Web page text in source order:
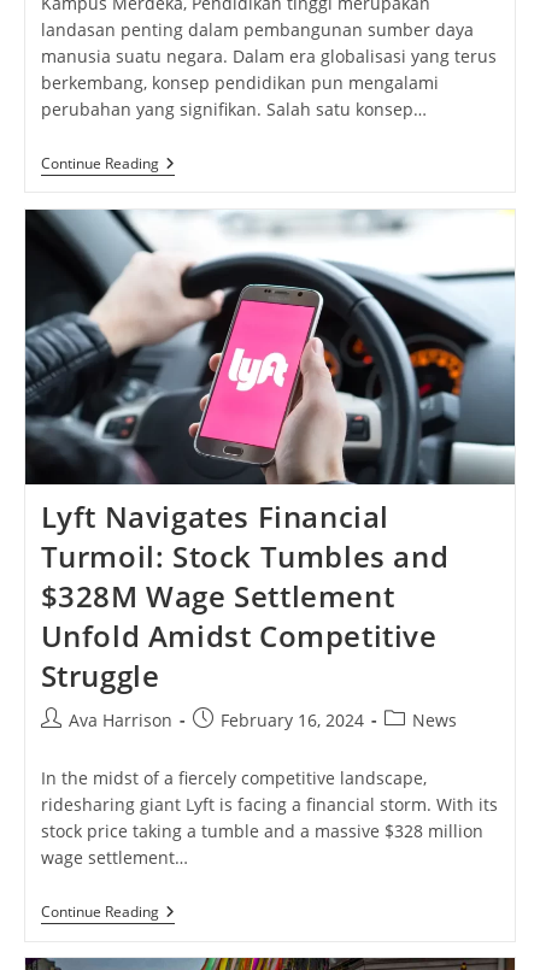
landasan penting dalam pembangunan sumber daya
manusia suatu negara. Dalam era globalisasi yang terus
berkembang, konsep pendidikan pun mengalami
perubahan yang signifikan. Salah satu konsep…
Continue ReadingKampus
Merdeka:
Generasi
Dan
Kreatif
Di
Era
Digital
Lyft Navigates Financial
Turmoil: Stock Tumbles and
$328M Wage Settlement
Unfold Amidst Competitive
Struggle
PostAva Harrison
PostFebruary 16, 2024
PostNews
In the midst of a fiercely competitive landscape,
ridesharing giant Lyft is facing a financial storm. With its
stock price taking a tumble and a massive $328 million
wage settlement…
Continue ReadingLyft
Navigates